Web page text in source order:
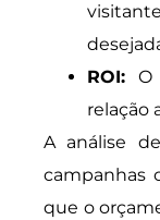
ROI: O
relação
A análise
campanhas
que o